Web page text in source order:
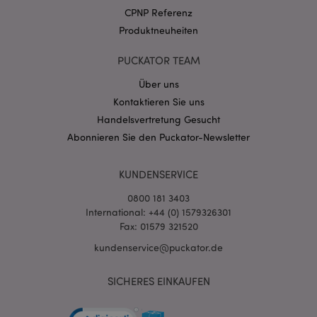
CPNP Referenz
Produktneuheiten
PUCKATOR TEAM
Über uns
Kontaktieren Sie uns
Handelsvertretung Gesucht
Abonnieren Sie den Puckator-Newsletter
KUNDENSERVICE
0800 181 3403
International: +44 (0) 1579326301
Fax: 01579 321520
kundenservice@puckator.de
SICHERES EINKAUFEN
mage-cache-storage-section-
invalidation